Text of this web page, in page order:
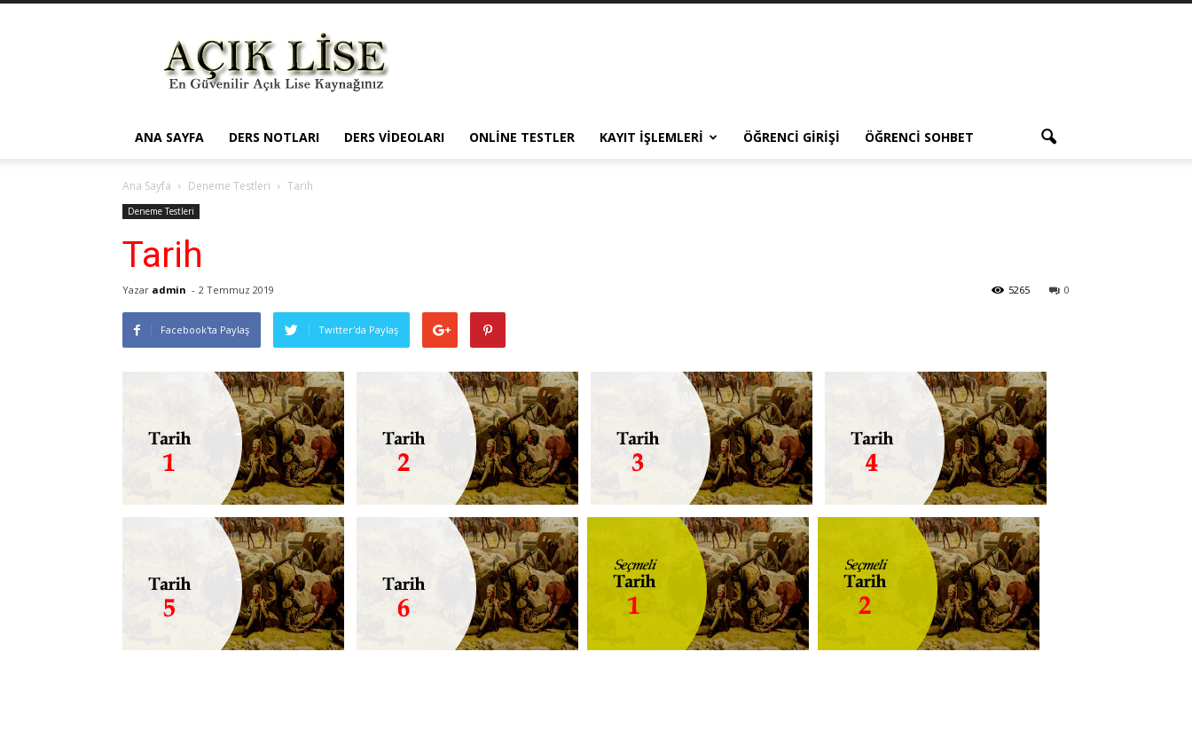
Açık
Öğretim
Lisesi
ANA SAYFA DERS NOTLARI DERS VIDEOLARI ONLINE TESTLER KAYIT İŞLEMLERI ÖĞRENCI GIRIŞI ÖĞRENCI SOHBET
Ana Sayfa Deneme Testleri Tarih
Deneme Testleri
Tarih
Yazar admin - 2 Temmuz 2019 0
5265
Facebook'ta Paylaş Twitter'da Paylaş